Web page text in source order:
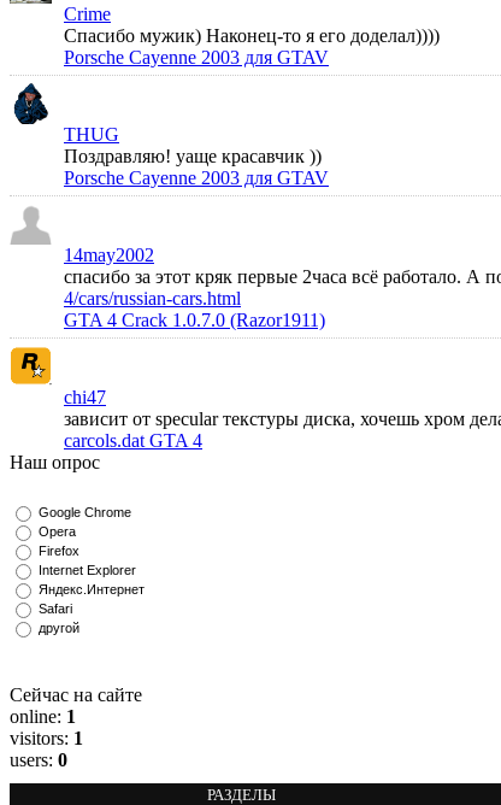
Crime
Спасибо мужик) Наконец-то я его доделал))))
Porsche Cayenne 2003 для GTAV
THUG
Поздравляю! уаще красавчик ))
Porsche Cayenne 2003 для GTAV
14may2002
спасибо за этот кряк первые 2часа всё работало.
4/cars/russian-cars.html
GTA 4 Crack 1.0.7.0 (Razor1911)
chi47
зависит от specular текстуры диска, хочешь хром
carcols.dat GTA 4
Наш опрос
Google Chrome
Opera
Firefox
Internet Explorer
Яндекс.Интернет
Safari
другой
Сейчас на сайте
online: 1
visitors: 1
users: 0
РАЗДЕЛЫ